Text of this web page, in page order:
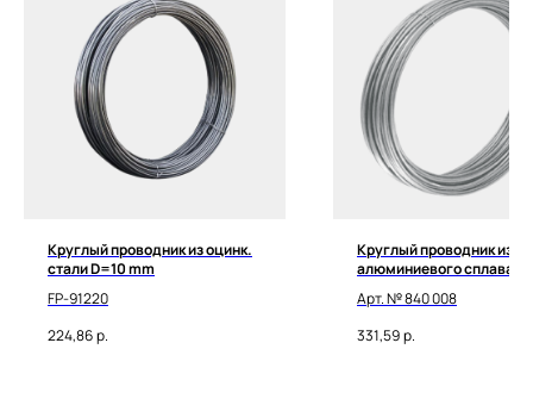
Круглый проводник из оцинк.
стали D=10 mm
FP-91220
224,86р.
Круглый проводник из
алюминиевого сплава
Арт. № 840 008
331,59р.
Мы принимаем к оплате: